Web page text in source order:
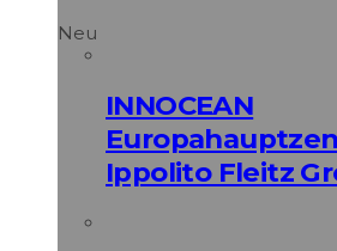
Neu
INNOCEAN
Ippolito Fleitz